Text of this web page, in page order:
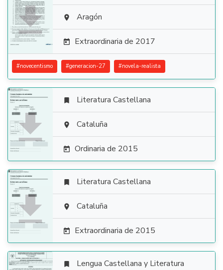
  Aragón
 Extraordinaria de 2017
#novecentismo #generacion-27 #novela-realista

 Literatura Castellana
 Cataluña
 Ordinaria de 2015

 Literatura Castellana
 Cataluña
 Extraordinaria de 2015
 Lengua Castellana y Literatura